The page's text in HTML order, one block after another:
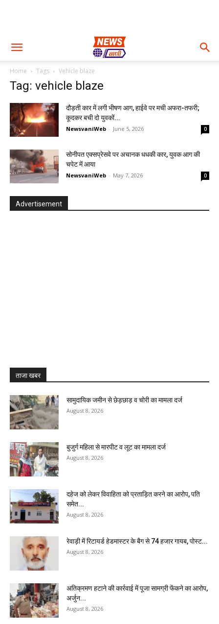
Home Tags Vehicle blaze
Tag: vehicle blaze
दौड़ती कार में लगी भीषण आग, हाईवे पर मची अफरा-तफरी;
कूदकर बची दो युवकों...
NewsvaniWeb - June 5, 2026 0
सोनीपत एक्सप्रेसवे पर अचानक धधकी कार, युवक आग की
चपेट में आया
NewsvaniWeb - May 7, 2026 0
Advertisement
ताजा खबर
सामुदायिक जमीन से छेड़छाड़ व चोरी का मामला दर्ज
August 8, 2026
बुजुर्ग महिला से मारपीट व लूट का मामला दर्ज
August 8, 2026
दहेज को लेकर विवाहिता को प्रताड़ित करने का आरोप, पति
समेत...
August 8, 2026
रेवाड़ी में रिटायर्ड हेडमास्टर के बैग से ₹74 हजार गायब, पोस्ट...
August 8, 2026
अतिक्रमण हटाने की कार्रवाई में पूजा सामग्री फेंकने का आरोप,
अर्जुन...
August 8, 2026